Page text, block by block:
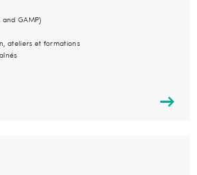
and GAMP)
ateliers et formations